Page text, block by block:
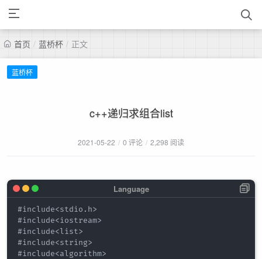
首页 / 蓝桥杯 / 正文
蓝桥杯
c++递归求组合list
2021-05-22 / 0 评论 / 2,298 阅读
#include<stdio.h>
#include<iostream>
#include<list>
#include<string>
#include<algorithm>